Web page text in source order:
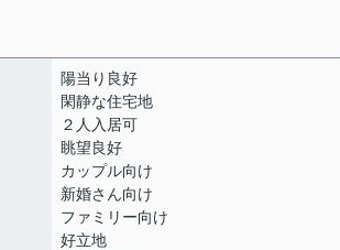
陽当り良好
閑静な住宅地
２人入居可
眺望良好
カップル向け
新婚さん向け
ファミリー向け
好立地